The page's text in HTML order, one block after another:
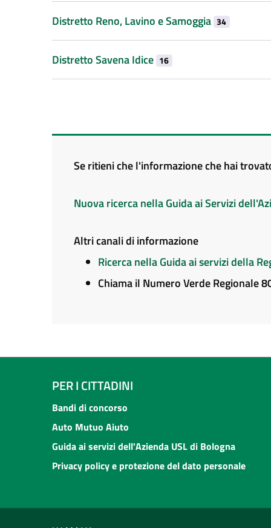
Distretto Reno, Lavino e Samoggia 34
Distretto Savena Idice 16
Se ritieni che l'informazione che hai
Nuova ricerca nella Guida ai Servizi
Altri canali di informazione
Ricerca nella Guida ai servizi della
Chiama il Numero Verde Regionale
PER I CITTADINI
Bandi di concorso
Auto Mutuo Aiuto
Guida ai servizi dell'Azienda USL di Bologna
Privacy policy e protezione del dato personale